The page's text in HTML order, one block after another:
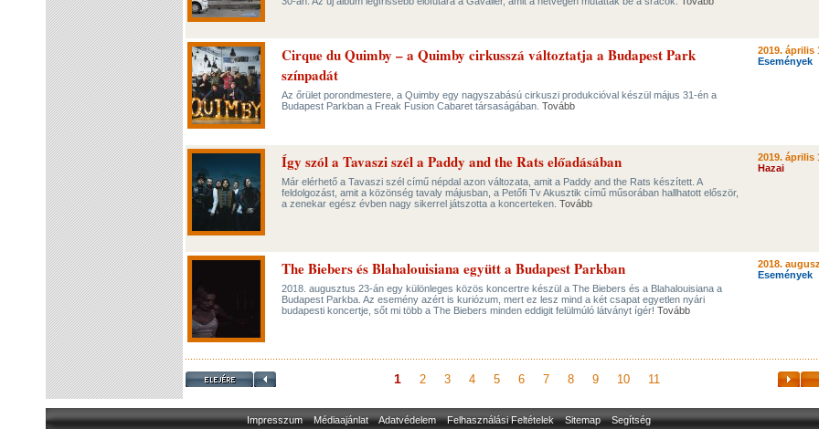
Cirque du Quimby – a Quimby cirkusszá változtatja a Budapest Park
színpadát
Az őrület porondmestere, a Quimby egy nagyszabású cirkuszi produkcióval készül május 31-én a
Budapest Parkban a Freak Fusion Cabaret társaságában. Tovább
2019. április
Események
Így szól a Tavaszi szél a Paddy and the Rats előadásában
Már elérhető a Tavaszi szél című népdal azon változata, amit a Paddy and the Rats készített. A
feldolgozást, amit a közönség tavaly májusban, a Petőfi Tv Akusztik című műsorában hallhatott először,
a zenekar egész évben nagy sikerrel játszotta a koncerteken. Tovább
2019. április
Hazai
The Biebers és Blahalouisiana együtt a Budapest Parkban
2018. augusztus 23-án egy különleges közös koncertre készül a The Biebers és a Blahalouisiana a
Budapest Parkba. Az esemény azért is kuriózum, mert ez lesz mind a két csapat egyetlen nyári
budapesti koncertje, sőt mi több a The Biebers minden eddigit felülmúló látványt ígér! Tovább
2018.
Események
1 2 3 4 5 6 7 8 9 10 11
Impresszum Médiaajánlat Adatvédelem Felhasználási Feltételek Sitemap Segítség